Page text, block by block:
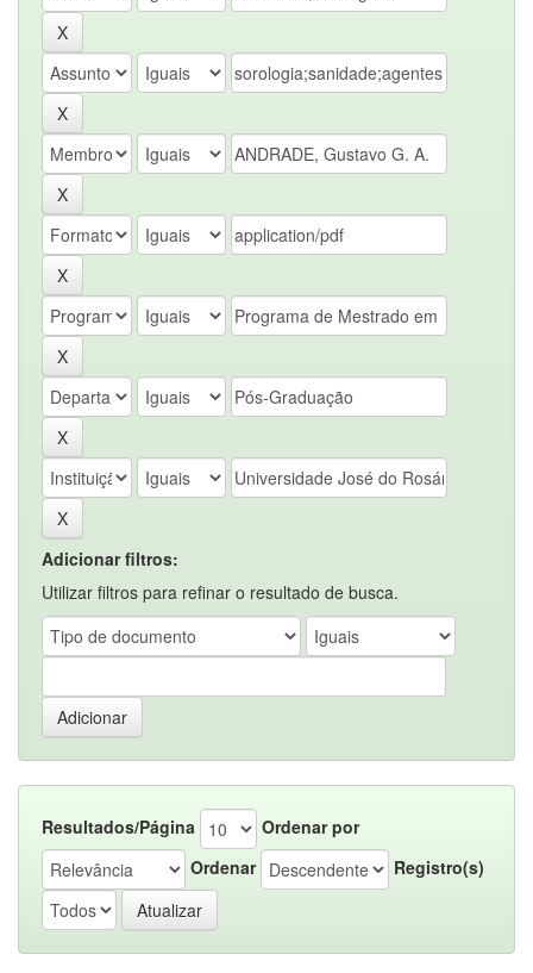
Adicionar filtros:
Utilizar filtros para refinar o resultado de busca.
Resultados/Página
Ordenar por
Ordenar
Registro(s)